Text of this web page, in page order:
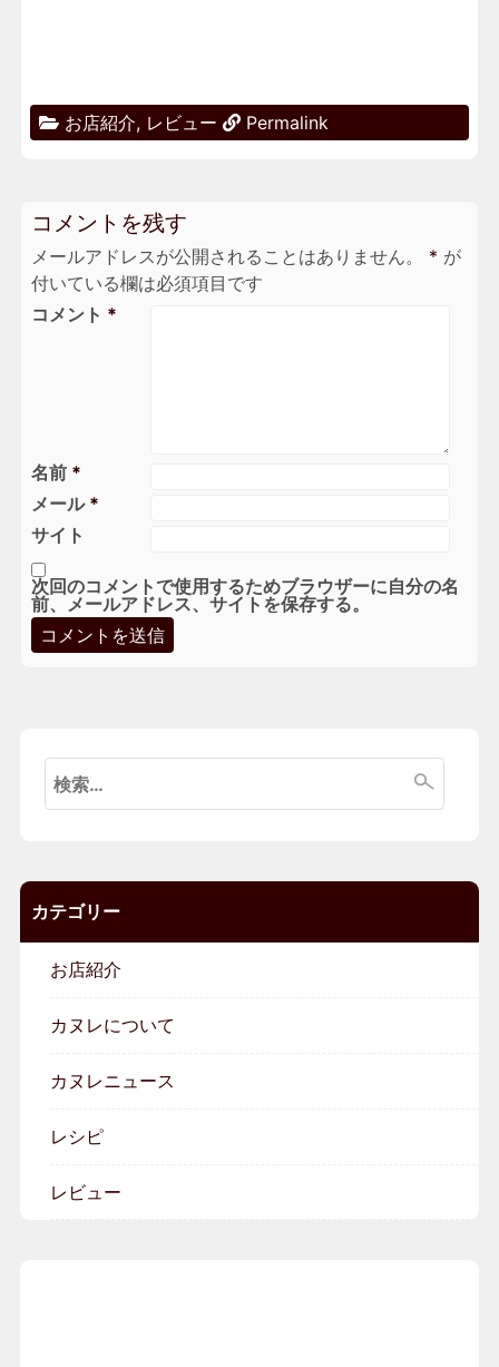
お店紹介, レビュー Permalink
コメントを残す
メールアドレスが公開されることはありません。 * が
付いている欄は必須項目です
コメント *
名前 *
メール *
サイト
次回のコメントで使用するためブラウザーに自分の名
前、メールアドレス、サイトを保存する。
検
索:
カテゴリー
お店紹介
カヌレについて
カヌレニュース
レシピ
レビュー